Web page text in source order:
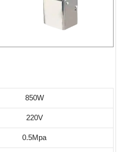
850W
220V
0.5Mpa